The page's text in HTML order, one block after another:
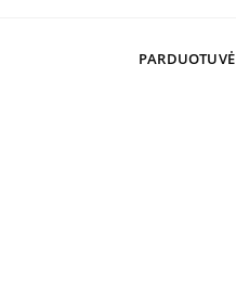
PARDUOTUVĖ